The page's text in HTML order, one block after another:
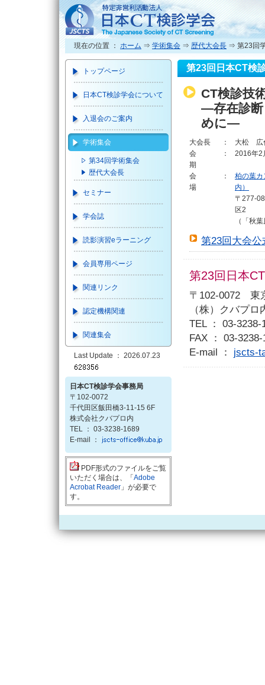
現在の位置 ： ホーム ⇒ 学術集会 ⇒ 歴代大会長 ⇒ 第23回
トップページ
日本CT検診学会について
入退会のご案内
学術集会
第34回学術集会
歴代大会長
セミナー
学会誌
読影演習eラーニング
会員専用ページ
関連リンク
認定機構関連
関連集会
Last Update ： 2026.07.23
日本CT検診学会事務局
〒102-0072
千代田区飯田橋3-11-15 6F
株式会社クバプロ内
TEL ： 03-3238-1689
E-mail ：
PDF形式のファイルをご覧
いただく場合は、「 Adobe
Acrobat Reader 」が必要で
す。
第23回日本CT検
CT検診技
―存在診断
めに―
大会長 ：
大松 広
会
期
： 2016年2
会
場
：
柏の葉カ
内）
〒277-
区2
（「秋
第23回大会
第23回日本
〒102-0072 東
（株）クバプ
TEL ： 03-3238-
FAX ： 03-3238-
E-mail ： jscts-